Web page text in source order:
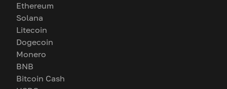
Ethereum
Solana
Litecoin
Dogecoin
Monero
BNB
Bitcoin Cash